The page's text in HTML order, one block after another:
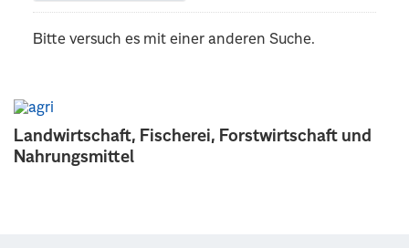
Landwirtschaft, Fischerei, Forstwirtschaft und
Nahrungsmittel
Bitte versuch es mit einer anderen Suche.